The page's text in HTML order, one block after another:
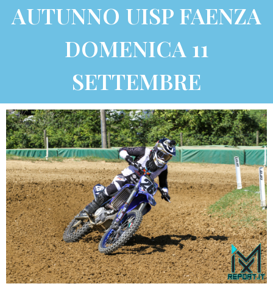
AUTUNNO UISP FAENZA
DOMENICA 11
SETTEMBRE